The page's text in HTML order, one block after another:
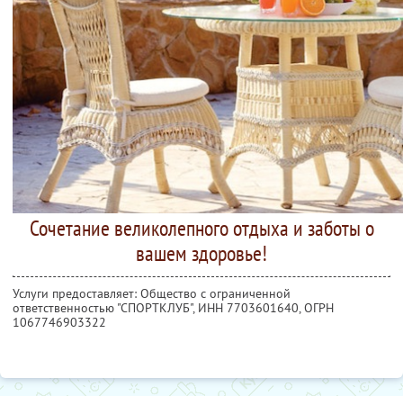
Сочетание великолепного отдыха и заботы о
вашем здоровье!
Услуги предоставляет: Общество с ограниченной
ответственностью "СПОРТКЛУБ", ИНН 7703601640, ОГРН
1067746903322